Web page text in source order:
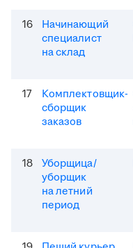
16
Начинающий
специалист
на склад
17
Комплектовщик-
сборщик
заказов
18
Уборщица/
уборщик
на летний
период